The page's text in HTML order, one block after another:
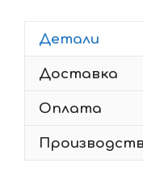
Детали
Доставка
Оплата